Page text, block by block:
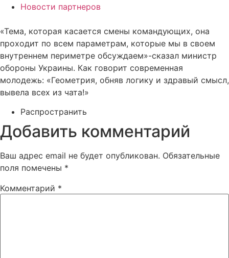
Новости партнеров
«Тема, которая касается смены командующих, она
проходит по всем параметрам, которые мы в своем
внутреннем периметре обсуждаем»-сказал министр
обороны Украины. Как говорит современная
молодежь: «Геометрия, обняв логику и здравый смысл,
вывела всех из чата!»
Распространить
Добавить комментарий
Ваш адрес email не будет опубликован. Обязательные
поля помечены *
Комментарий *